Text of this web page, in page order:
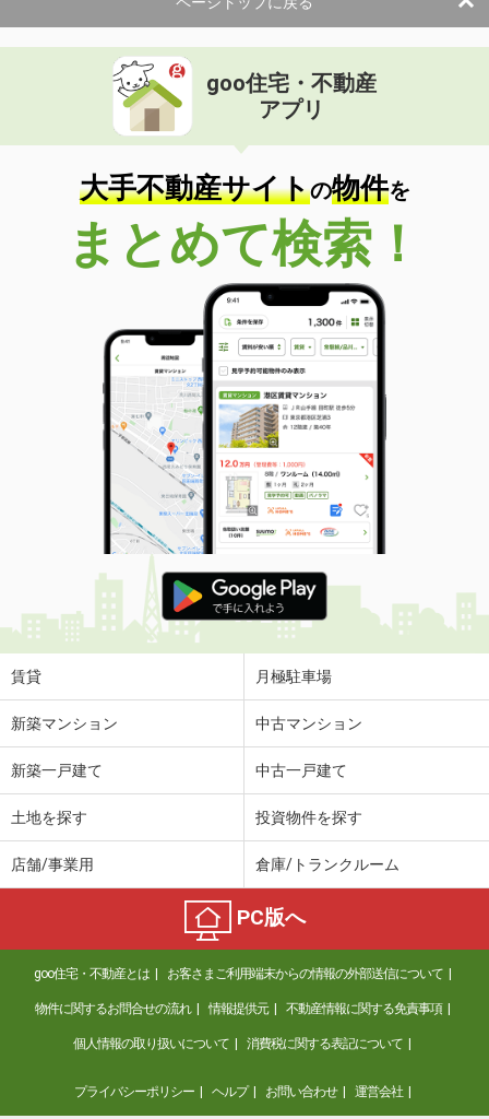
goo住宅・不動産
アプリ
大手不動産サイトの物件を
まとめて検索！
賃貸 月極駐車場
新築マンション 中古マンション
新築一戸建て 中古一戸建て
土地を探す 投資物件を探す
店舗/事業用 倉庫/トランクルーム
PC版へ
goo住宅・不動産とは お客さまご利用端末からの情報の外部送信について
物件に関するお問合せの流れ 情報提供元 不動産情報に関する免責事項
個人情報の取り扱いについて 消費税に関する表記について
プライバシーポリシー ヘルプ お問い合わせ 運営会社